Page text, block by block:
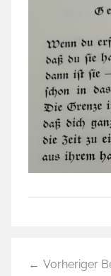
Vorheriger